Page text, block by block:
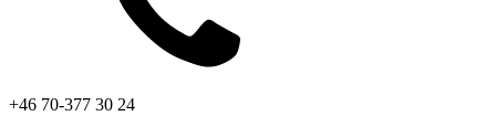
+46 70-377 30 24